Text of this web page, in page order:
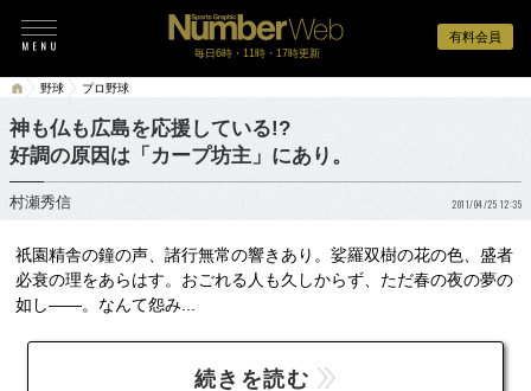
有料会員
毎日6時・11時・17時更新
野球 プロ野球
神も仏も広島を応援している!?
好調の原因は「カープ坊主」にあり。
村瀬秀信 2011/04/25 12:35
祇園精舎の鐘の声、諸行無常の響きあり。娑羅双樹の花の色、盛者
必衰の理をあらはす。おごれる人も久しからず、ただ春の夜の夢の
如し――。なんて怨み...
続きを読む